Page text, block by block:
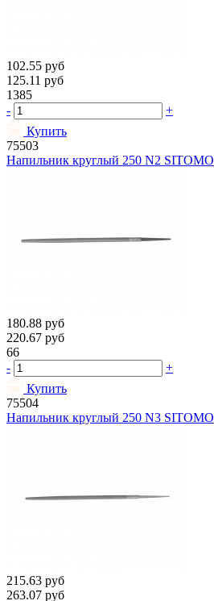
102.55 руб
125.11 руб
1385
-
+
Купить
75503
Напильник круглый 250 N2 SITOMO
180.88 руб
220.67 руб
66
-
+
Купить
75504
Напильник круглый 250 N3 SITOMO
215.63 руб
263.07 руб